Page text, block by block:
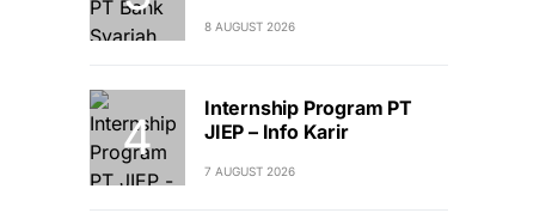
8 AUGUST 2026
Internship Program PT
JIEP – Info Karir
7 AUGUST 2026